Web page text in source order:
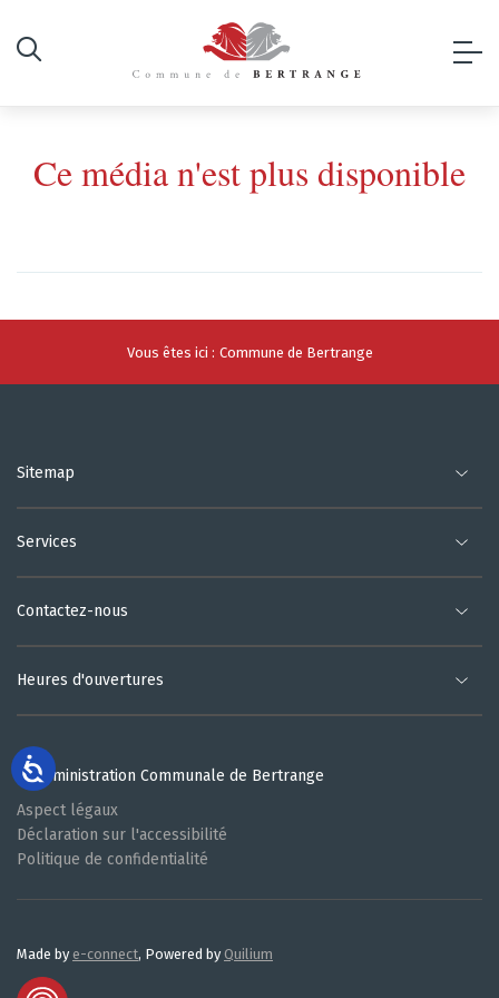
Ce média n'est plus disponible
Vous êtes ici : Commune de Bertrange
Sitemap
Services
Contactez-nous
Heures d'ouvertures
© Administration Communale de Bertrange
Aspect légaux
Déclaration sur l'accessibilité
Politique de confidentialité
Made by e-connect, Powered by Quilium